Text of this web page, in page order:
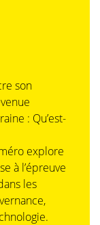
son
: Qu’est-
explore
à l’épreuve
les